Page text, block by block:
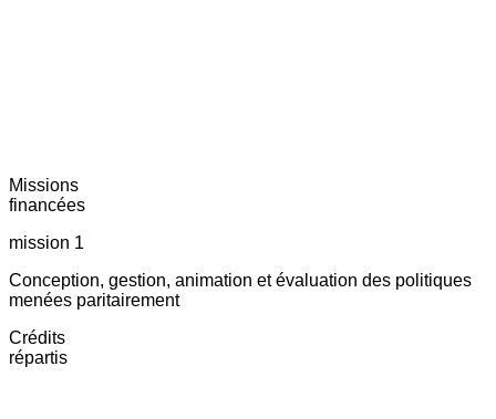
Missions
financées
mission 1
Conception, gestion, animation et évaluation des politiques
menées paritairement
Crédits
répartis